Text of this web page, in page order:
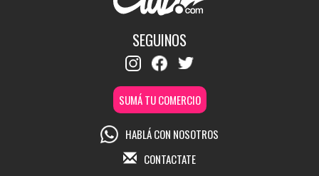
SEGUINOS
SUMÁ TU COMERCIO
HABLÁ CON NOSOTROS
CONTACTATE